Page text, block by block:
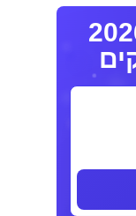
לשנת 2026